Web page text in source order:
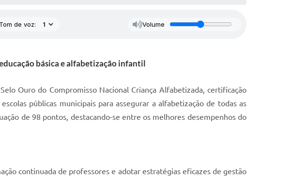
de voz: Volume
básica e alfabetização infantil
Ouro do Compromisso Nacional Criança Alfabetizada, certificação
públicas municipais para assegurar a alfabetização de todas as
de 98 pontos, destacando-se entre os melhores desempenhos do
continuada de professores e adotar estratégias eficazes de gestão